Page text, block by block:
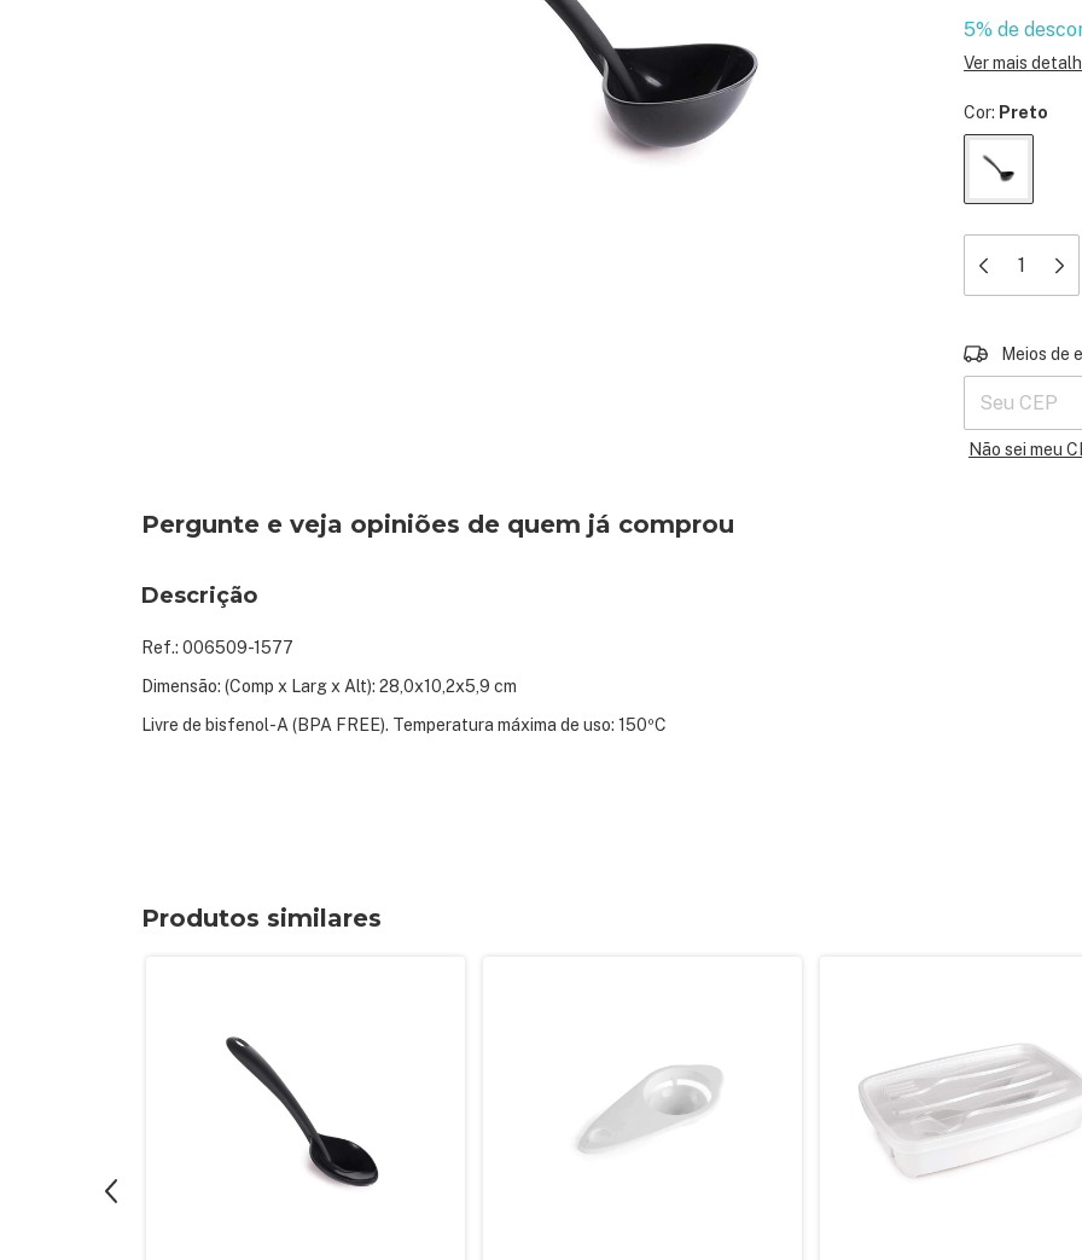
5% de
Ver mais
Cor: Preto
Entregas para
Meios de
Não sei meu
Pergunte e veja opiniões de quem já comprou
Descrição
Ref.: 006509-1577
Dimensão: (Comp x Larg x Alt): 28,0x10,2x5,9 cm
Livre de bisfenol-A (BPA FREE). Temperatura máxima de uso: 150ºC
Produtos similares